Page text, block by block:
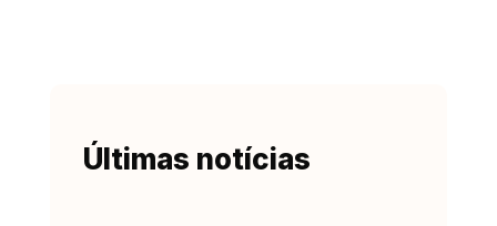
Últimas notícias